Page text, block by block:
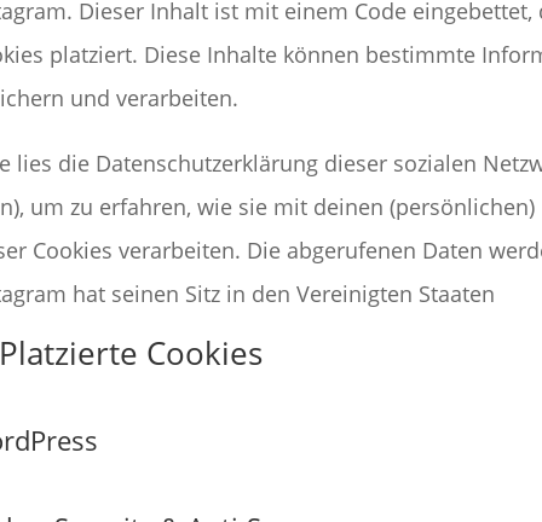
Dieser Inhalt ist mit einem Code
platziert. Diese Inhalte können bestimmte
und verarbeiten.
lies die Datenschutzerklärung dieser sozialen
um zu erfahren, wie sie mit deinen
Cookies verarbeiten. Die abgerufenen Daten
hat seinen Sitz in den Vereinigten Staaten
Cookies